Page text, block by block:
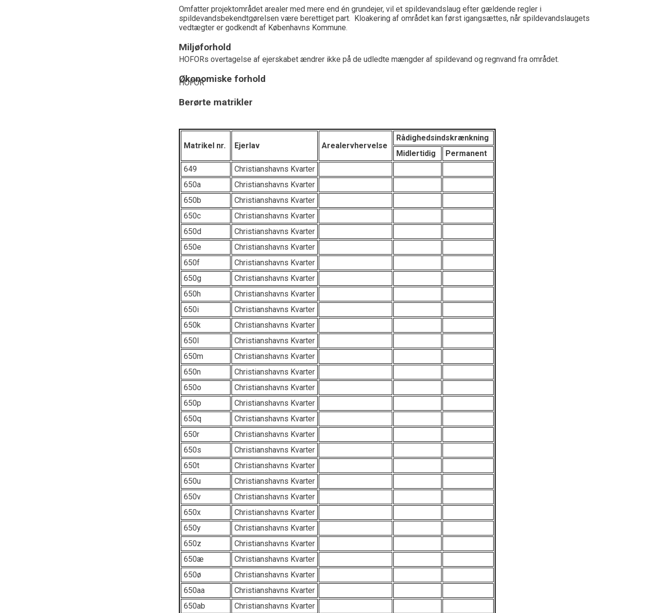
Omfatter projektområdet arealer med mere end én grundejer, vil et spildevandslaug efter gældende regler i
spildevandsbekendtgørelsen være berettiget part. Kloakering af området kan først igangsættes, når spildevandslaugets
vedtægter er godkendt af Københavns Kommune.
Miljøforhold
HOFORs overtagelse af ejerskabet ændrer ikke på de udledte mængder af spildevand og regnvand fra området.
Økonomiske forhold
HOFOR
Berørte matrikler
Matrikel nr. Ejerlav Arealervhervelse
Rådighedsindskrænkning
Midlertidig
Permanent
649
Christianshavns Kvarter
650a
Christianshavns Kvarter
650b
Christianshavns Kvarter
650c
Christianshavns Kvarter
650d
Christianshavns Kvarter
650e
Christianshavns Kvarter
650f
Christianshavns Kvarter
650g
Christianshavns Kvarter
650h
Christianshavns Kvarter
650i
Christianshavns Kvarter
650k
Christianshavns Kvarter
650l
Christianshavns Kvarter
650m
Christianshavns Kvarter
650n
Christianshavns Kvarter
650o
Christianshavns Kvarter
650p
Christianshavns Kvarter
650q
Christianshavns Kvarter
650r
Christianshavns Kvarter
650s
Christianshavns Kvarter
650t
Christianshavns Kvarter
650u
Christianshavns Kvarter
650v
Christianshavns Kvarter
650x
Christianshavns Kvarter
650y
Christianshavns Kvarter
650z
Christianshavns Kvarter
650æ
Christianshavns Kvarter
650ø
Christianshavns Kvarter
650aa
Christianshavns Kvarter
650ab
Christianshavns Kvarter